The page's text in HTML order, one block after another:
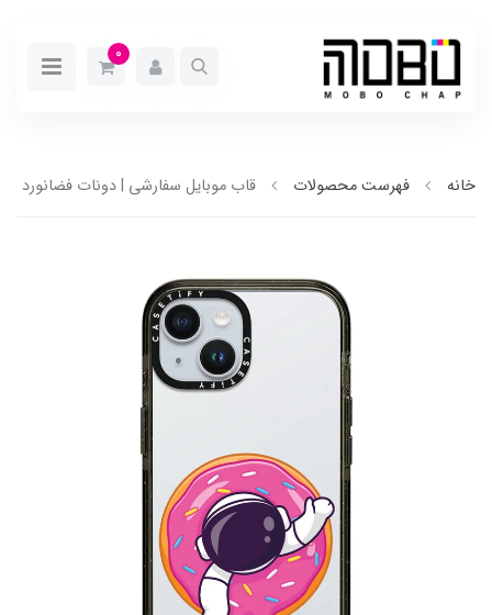
0
خانه فهرست محصولات قاب موبایل سفارشی | دونات فضانورد (کد